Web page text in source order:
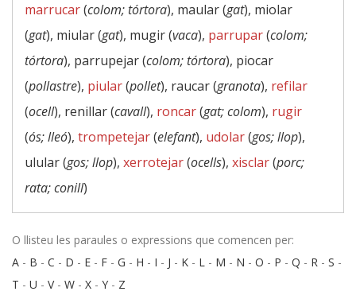
marrucar(colom; tórtora), maular (gat), miolar
(gat), miular (gat), mugir (vaca), parrupar(colom;
tórtora), parrupejar (colom; tórtora), piocar
(pollastre), piular(pollet), raucar (granota), refilar
(ocell), renillar (cavall), roncar(gat; colom), rugir
(ós; lleó), trompetejar(elefant), udolar(gos; llop),
ulular (gos; llop), xerrotejar(ocells), xisclar(porc;
rata; conill)
O llisteu les paraules o expressions que comencen per:
A - B - C - D - E - F - G - H - I - J - K - L - M - N - O - P - Q - R - S -
T - U - V- W - X - Y - Z